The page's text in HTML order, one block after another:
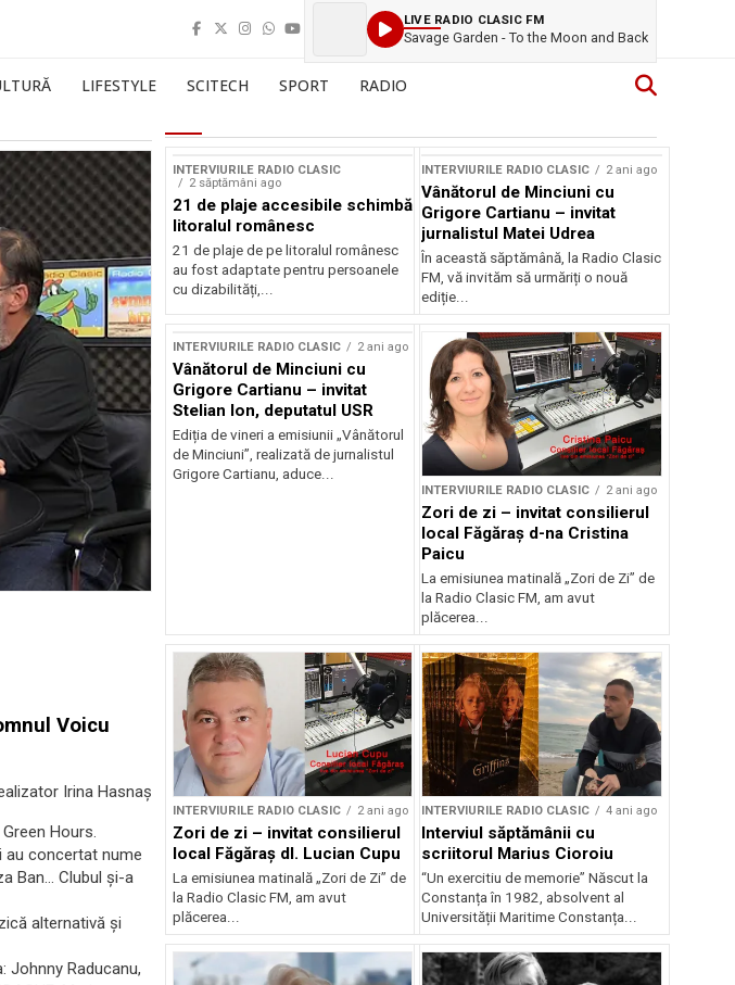
LIVE RADIO CLASIC FM
Savage Garden - To the Moon and Back
LIFESTYLE SCITECH SPORT RADIO
Voicu
Irina Hasnaș
Hours.
au concertat nume
Ban… Clubul și-a
alternativă şi
Johnny Raducanu,
INTERVIURILE RADIO CLASIC
2 săptămâni ago
21 de plaje accesibile schimbă
litoralul românesc
21 de plaje de pe litoralul românesc
au fost adaptate pentru persoanele
cu dizabilități,...
INTERVIURILE RADIO CLASIC 2 ani ago
Vânătorul de Minciuni cu
Grigore Cartianu – invitat
jurnalistul Matei Udrea
În această săptămână, la Radio Clasic
FM, vă invităm să urmăriți o nouă
ediție...
INTERVIURILE RADIO CLASIC 2 ani ago
Vânătorul de Minciuni cu
Grigore Cartianu – invitat
Stelian Ion, deputatul USR
Ediția de vineri a emisiunii „Vânătorul
de Minciuni”, realizată de jurnalistul
Grigore Cartianu, aduce...
INTERVIURILE RADIO CLASIC 2 ani ago
Zori de zi – invitat consilierul
local Făgăraș d-na Cristina
Paicu
La emisiunea matinală „Zori de Zi” de
la Radio Clasic FM, am avut
plăcerea...
INTERVIURILE RADIO CLASIC 2 ani ago
Zori de zi – invitat consilierul
local Făgăraș dl. Lucian Cupu
La emisiunea matinală „Zori de Zi” de
la Radio Clasic FM, am avut
plăcerea...
INTERVIURILE RADIO CLASIC 4 ani ago
Interviul săptămânii cu
scriitorul Marius Cioroiu
“Un exercitiu de memorie” Născut la
Constanța în 1982, absolvent al
Universității Maritime Constanța...